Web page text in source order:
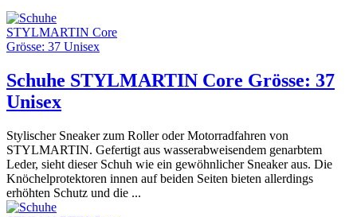
Schuhe STYLMARTIN Core Grösse: 37
Unisex
Stylischer Sneaker zum Roller oder Motorradfahren von
STYLMARTIN. Gefertigt aus wasserabweisendem genarbtem
Leder, sieht dieser Schuh wie ein gewöhnlicher Sneaker aus. Die
Knöchelprotektoren innen auf beiden Seiten bieten allerdings
erhöhten Schutz und die ...